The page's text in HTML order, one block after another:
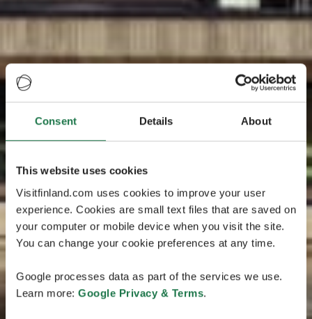
Consent Details About
This website uses cookies
Visitfinland.com uses cookies to improve your user
experience. Cookies are small text files that are saved on
your computer or mobile device when you visit the site.
You can change your cookie preferences at any time.
Google processes data as part of the services we use.
Learn more: Google Privacy & Terms.